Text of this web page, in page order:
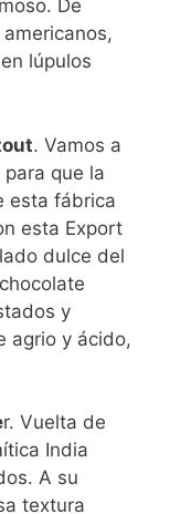
De
lúpulos
. Vamos a
que la
esta fábrica
esta Export
dulce del
y
agrio y ácido,
r. Vuelta de
India
A su
textura